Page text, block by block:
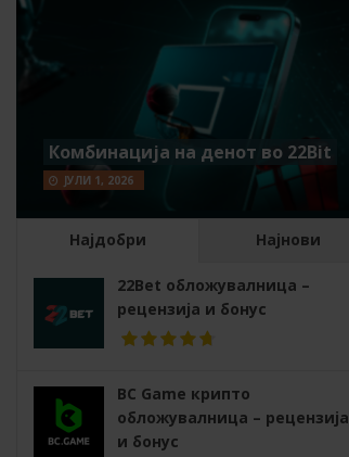
Комбинација на денот во 22Bit
ЈУЛИ 1, 2026
Најдобри Најнови
22Bet обложувалница –
рецензија и бонус
BC Game крипто
обложувалница – рецензија
и бонус